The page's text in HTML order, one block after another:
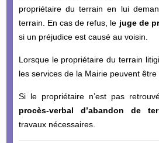
propriétaire du terrain en lui
terrain. En cas de refus, le juge de
si un préjudice est causé au voisin.
Lorsque le propriétaire du terrain
les services de la Mairie peuvent être
Si le propriétaire n’est pas
procès-verbal d’abandon de
travaux nécessaires.